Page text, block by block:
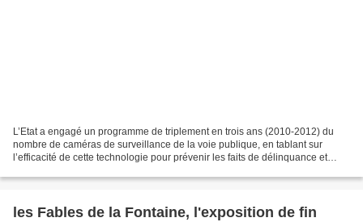
L’Etat a engagé un programme de triplement en trois ans (2010-2012) du
nombre de caméras de surveillance de la voie publique, en tablant sur
l’efficacité de cette technologie pour prévenir les faits de délinquance et
les Fables de la Fontaine, l'exposition de fin